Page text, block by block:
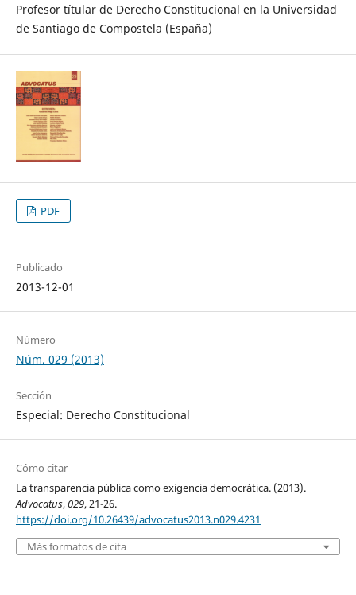
Profesor títular de Derecho Constitucional en la Universidad
de Santiago de Compostela (España)
PDF
Publicado
2013-12-01
Número
Núm. 029 (2013)
Sección
Especial: Derecho Constitucional
Cómo citar
La transparencia pública como exigencia democrática. (2013).
Advocatus,029, 21-26.
https://doi.org/10.26439/advocatus2013.n029.4231
Más formatos de cita